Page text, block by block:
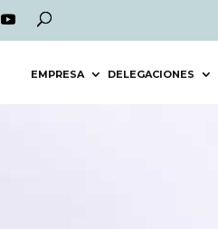
EMPRESA DELEGACIONES